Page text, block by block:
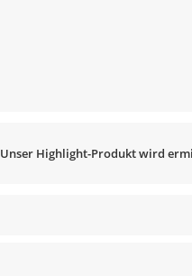
Unser Highlight-Produkt wird